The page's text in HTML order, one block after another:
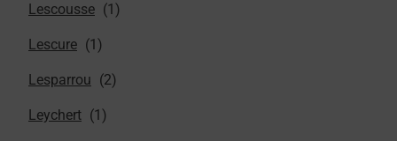
Lescousse
Lescure
Lesparrou
Leychert